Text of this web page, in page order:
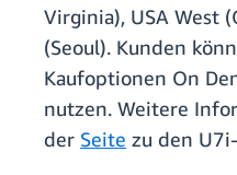
Virginia), USA West
(Seoul). Kunden
Kaufoptionen On
nutzen. Weitere
der Seite zu den